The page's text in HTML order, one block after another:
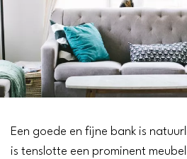
Een goede en fijne bank is
is tenslotte een prominent